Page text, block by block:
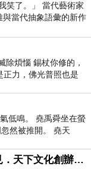
好看、商業味不
廣見聞。
笑了。」 當代藝術家
當代抽象語彙的新作
，描繪了
除煩惱 錫杖你修的，
力，佛光普照也是
低鳴。 堯禹舜坐在螢
然被推開。 堯天
我最敬愛的老闆、遠見．天下文化創辦人高希均教授